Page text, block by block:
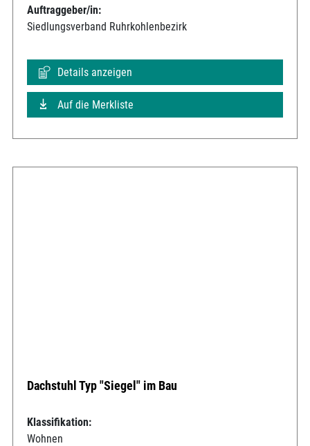
Auftraggeber/in:
Siedlungsverband Ruhrkohlenbezirk
Details anzeigen
Auf die Merkliste
Dachstuhl Typ "Siegel" im Bau
Klassifikation:
Wohnen